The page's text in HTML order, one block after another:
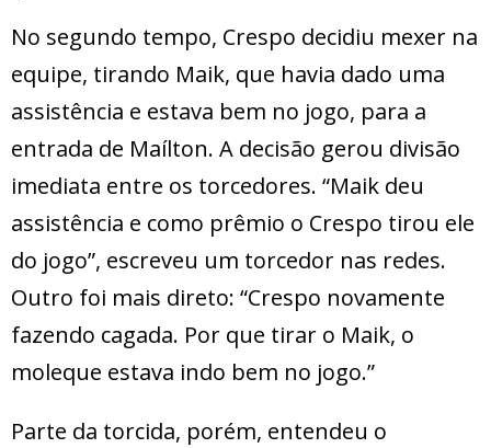
No segundo tempo, Crespo decidiu mexer na
equipe, tirando Maik, que havia dado uma
assistência e estava bem no jogo, para a
entrada de Maílton. A decisão gerou divisão
imediata entre os torcedores. “Maik deu
assistência e como prêmio o Crespo tirou ele
do jogo”, escreveu um torcedor nas redes.
Outro foi mais direto: “Crespo novamente
fazendo cagada. Por que tirar o Maik, o
moleque estava indo bem no jogo.”
Parte da torcida, porém, entendeu o